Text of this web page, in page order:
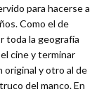
para hacerse a
Como el de
toda la geografía
cine y terminar
original y otro al de
del manco. En